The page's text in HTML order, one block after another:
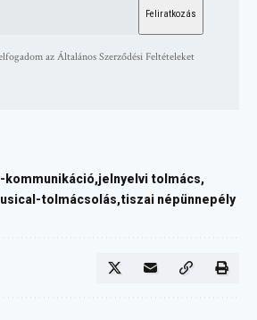
az Általános Szerződési Feltételeket
kommunikáció jelnyelvi tolmács
tolmácsolás tiszai népünnepély